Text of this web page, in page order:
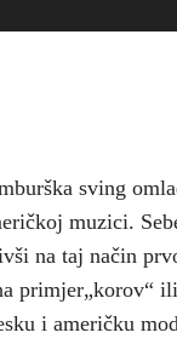
sving
muzici.
na taj način
primjer„korov“
i američku